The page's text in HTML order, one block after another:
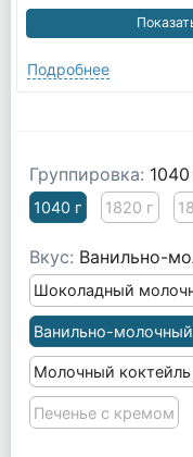
Подробнее
Группировка: 1040
1040 г 1820 г
Вкус: Ванильно-
Шоколадный
Ванильно-
Молочный коктейль
Печенье с кремом